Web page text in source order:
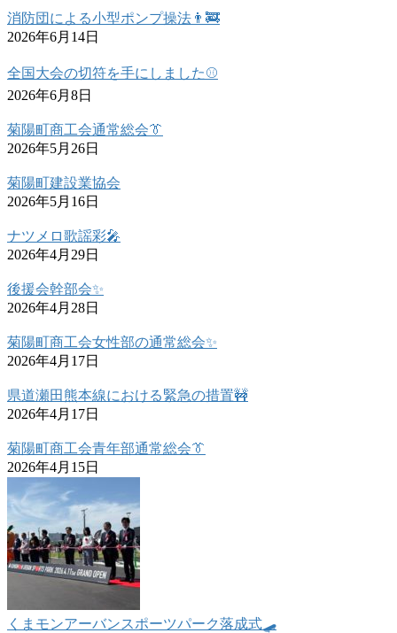
消防団による小型ポンプ操法👨‍🚒
2026年6月14日
全国大会の切符を手にしました⚾
2026年6月8日
菊陽町商工会通常総会👔
2026年5月26日
菊陽町建設業協会
2026年5月16日
ナツメロ歌謡彩🎤
2026年4月29日
後援会幹部会✨
2026年4月28日
菊陽町商工会女性部の通常総会✨
2026年4月17日
県道瀬田熊本線における緊急の措置🚧
2026年4月17日
菊陽町商工会青年部通常総会👔
2026年4月15日
くまモンアーバンスポーツパーク落成式🛹